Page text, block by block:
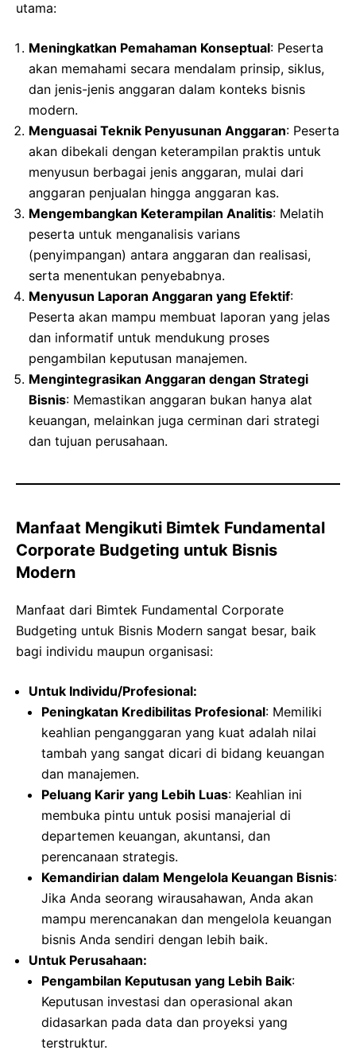
utama:
Meningkatkan Pemahaman Konseptual: Peserta
akan memahami secara mendalam prinsip, siklus,
dan jenis-jenis anggaran dalam konteks bisnis
modern.
Menguasai Teknik Penyusunan Anggaran: Peserta
akan dibekali dengan keterampilan praktis untuk
menyusun berbagai jenis anggaran, mulai dari
anggaran penjualan hingga anggaran kas.
Mengembangkan Keterampilan Analitis: Melatih
peserta untuk menganalisis varians
(penyimpangan) antara anggaran dan realisasi,
serta menentukan penyebabnya.
Menyusun Laporan Anggaran yang Efektif:
Peserta akan mampu membuat laporan yang jelas
dan informatif untuk mendukung proses
pengambilan keputusan manajemen.
Mengintegrasikan Anggaran dengan Strategi
Bisnis: Memastikan anggaran bukan hanya alat
keuangan, melainkan juga cerminan dari strategi
dan tujuan perusahaan.
Manfaat Mengikuti Bimtek Fundamental
Corporate Budgeting untuk Bisnis
Modern
Manfaat dari Bimtek Fundamental Corporate
Budgeting untuk Bisnis Modern sangat besar, baik
bagi individu maupun organisasi:
Untuk Individu/Profesional:
Peningkatan Kredibilitas Profesional: Memiliki
keahlian penganggaran yang kuat adalah nilai
tambah yang sangat dicari di bidang keuangan
dan manajemen.
Peluang Karir yang Lebih Luas: Keahlian ini
membuka pintu untuk posisi manajerial di
departemen keuangan, akuntansi, dan
perencanaan strategis.
Kemandirian dalam Mengelola Keuangan Bisnis:
Jika Anda seorang wirausahawan, Anda akan
mampu merencanakan dan mengelola keuangan
bisnis Anda sendiri dengan lebih baik.
Untuk Perusahaan:
Pengambilan Keputusan yang Lebih Baik:
Keputusan investasi dan operasional akan
didasarkan pada data dan proyeksi yang
terstruktur.